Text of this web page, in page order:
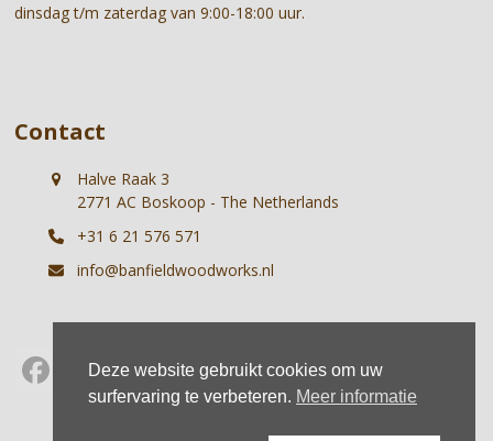
dinsdag t/m zaterdag van 9:00-18:00 uur.
Contact
Halve Raak 3
2771 AC Boskoop - The Netherlands
+31 6 21 576 571
info@banfieldwoodworks.nl
Facebook
Instagram
Whatsapp
Deze website gebruikt cookies om uw
surfervaring te verbeteren. Meer informatie